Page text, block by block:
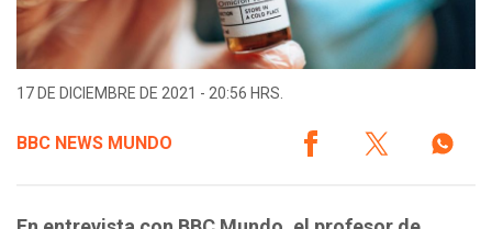
17 DE DICIEMBRE DE 2021 - 20:56 HRS.
BBC NEWS MUNDO